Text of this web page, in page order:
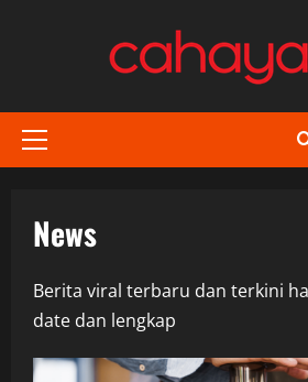
Primary
News
Berita viral terbaru dan terkini
date dan lengkap